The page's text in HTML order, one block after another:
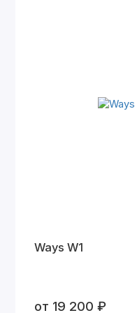
Ways W1
от 19 200 ₽